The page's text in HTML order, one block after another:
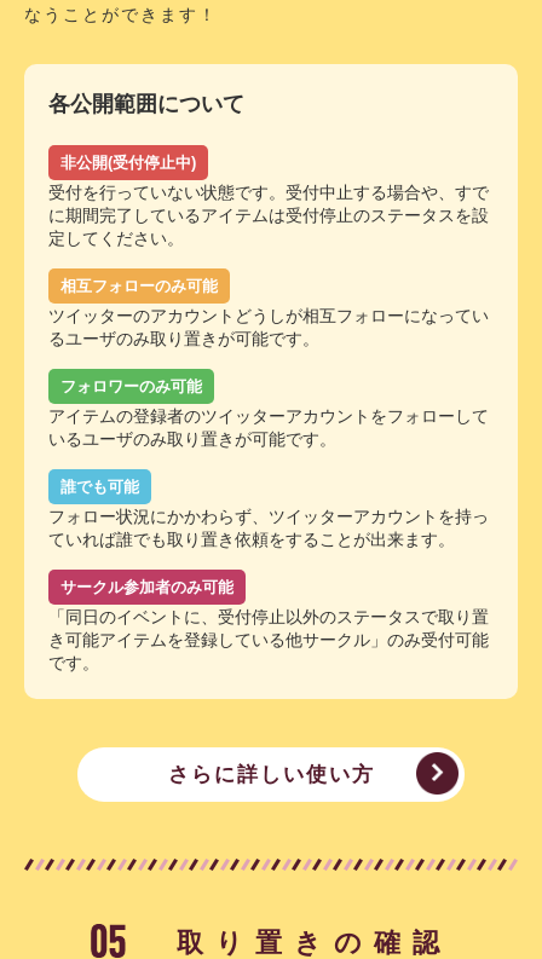
なうことができます！
各公開範囲について
非公開(受付停止中)
受付を行っていない状態です。受付中止する場合や、すで
に期間完了しているアイテムは受付停止のステータスを設
定してください。
相互フォローのみ可能
ツイッターのアカウントどうしが相互フォローになってい
るユーザのみ取り置きが可能です。
フォロワーのみ可能
アイテムの登録者のツイッターアカウントをフォローして
いるユーザのみ取り置きが可能です。
誰でも可能
フォロー状況にかかわらず、ツイッターアカウントを持っ
ていれば誰でも取り置き依頼をすることが出来ます。
サークル参加者のみ可能
「同日のイベントに、受付停止以外のステータスで取り置
き可能アイテムを登録している他サークル」のみ受付可能
です。
さらに詳しい使い方
取り置きの確認